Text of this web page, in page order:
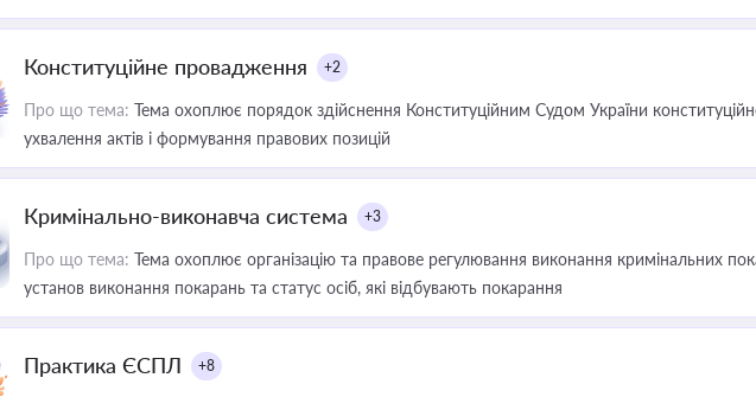
Конституційне провадження +2
Про що тема: Тема охоплює порядок здійснення Конституційним Судом України
ухвалення актів і формування правових позицій
Кримінально-виконавча система +3
Про що тема: Тема охоплює організацію та правове регулювання виконання кримінальних
установ виконання покарань та статус осіб, які відбувають покарання
Практика ЄСПЛ +8